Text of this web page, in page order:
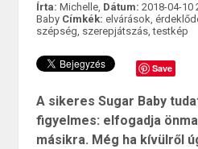
Írta: Michelle, Dátum: 2018-04-10
Baby Címkék: elvárások,
szépség, szerepjátszás,testkép
Save
A sikeres Sugar Baby
figyelmes: elfogadja
másikra. Még ha kívülről